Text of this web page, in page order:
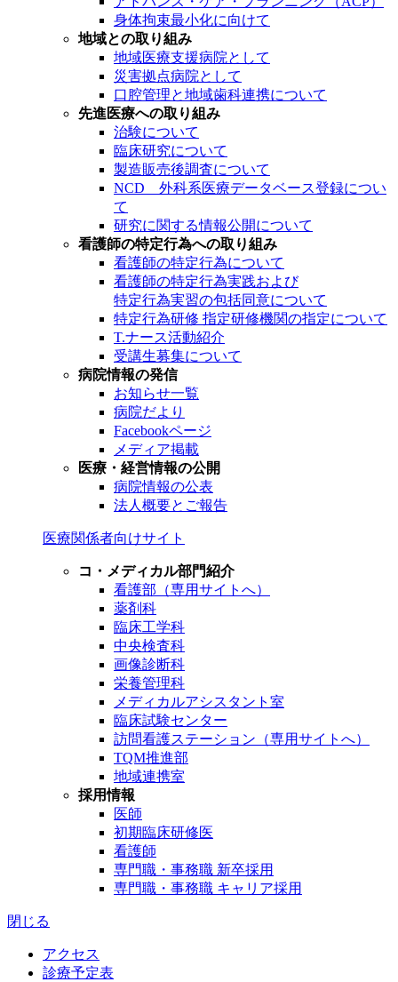
身体拘束最小化に向けて
地域との取り組み
地域医療支援病院として
災害拠点病院として
口腔管理と地域歯科連携について
先進医療への取り組み
治験について
臨床研究について
製造販売後調査について
NCD 外科系医療データベース登録につい
て
研究に関する情報公開について
看護師の特定行為への取り組み
看護師の特定行為について
看護師の特定行為実践および
特定行為実習の包括同意について
特定行為研修 指定研修機関の指定について
T.ナース活動紹介
受講生募集について
病院情報の発信
お知らせ一覧
病院だより
Facebookページ
メディア掲載
医療・経営情報の公開
病院情報の公表
法人概要とご報告
医療関係者向けサイト
コ・メディカル部門紹介
看護部（専用サイトへ）
薬剤科
臨床工学科
中央検査科
画像診断科
栄養管理科
メディカルアシスタント室
臨床試験センター
訪問看護ステーション（専用サイトへ）
TQM推進部
地域連携室
採用情報
医師
初期臨床研修医
看護師
専門職・事務職 新卒採用
専門職・事務職 キャリア採用
閉じる
アクセス
診療予定表